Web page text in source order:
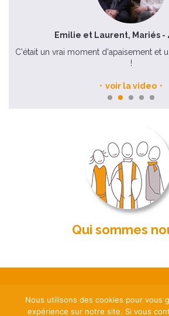
Emilie et Laurent, Mariés -
C'était un vrai moment d'apaisement et
!
voir la video
Qui sommes
Nous utilisons des cookies pour vous
expérience sur notre site. Si vous